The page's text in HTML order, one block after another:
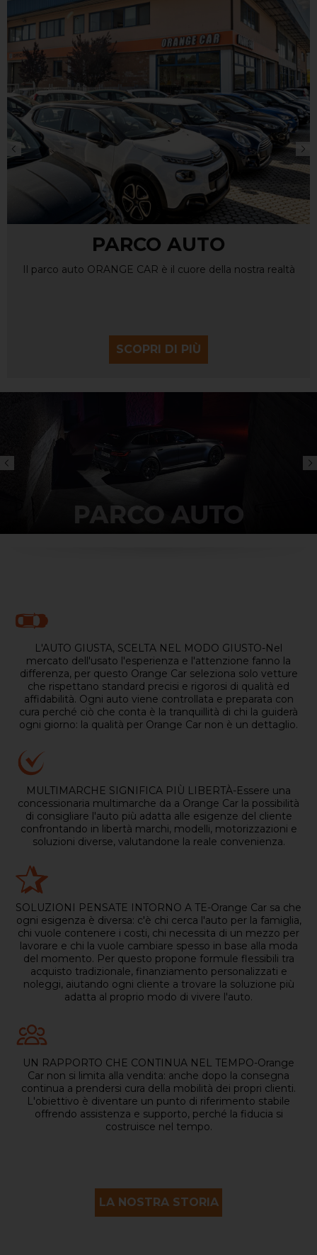
SERVICE ORANGE CAR
Con ORANGE CAR hai la tranquillità di un service
SCOPRI DI PIÙ
L'AUTO GIUSTA, SCELTA NEL MODO GIUSTO-Nel
mercato dell'usato l'esperienza e l'attenzione fanno la
differenza, per questo Orange Car seleziona solo vetture
che rispettano standard precisi e rigorosi di qualità ed
affidabilità. Ogni auto viene controllata e preparata con
cura perché ciò che conta è la tranquillità di chi la guiderà
ogni giorno: la qualità per Orange Car non è un dettaglio.
MULTIMARCHE SIGNIFICA PIÙ LIBERTÀ-Essere una
concessionaria multimarche da a Orange Car la possibilità
di consigliare l'auto più adatta alle esigenze del cliente
confrontando in libertà marchi, modelli, motorizzazioni e
soluzioni diverse, valutandone la reale convenienza.
SOLUZIONI PENSATE INTORNO A TE-Orange Car sa che
ogni esigenza è diversa: c'è chi cerca l'auto per la famiglia,
chi vuole contenere i costi, chi necessita di un mezzo per
lavorare e chi la vuole cambiare spesso in base alla moda
del momento. Per questo propone formule flessibili tra
acquisto tradizionale, finanziamento personalizzati e
noleggi, aiutando ogni cliente a trovare la soluzione più
adatta al proprio modo di vivere l'auto.
UN RAPPORTO CHE CONTINUA NEL TEMPO-Orange
Car non si limita alla vendita: anche dopo la consegna
continua a prendersi cura della mobilità dei propri clienti.
L'obiettivo è diventare un punto di riferimento stabile
offrendo assistenza e supporto, perché la fiducia si
costruisce nel tempo.
LA NOSTRA STORIA